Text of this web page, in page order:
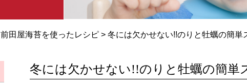
前田屋海苔を使ったレシピ > 冬には欠かせない!!のりと牡蠣の簡単
冬には欠かせない!!のりと牡蠣の簡単